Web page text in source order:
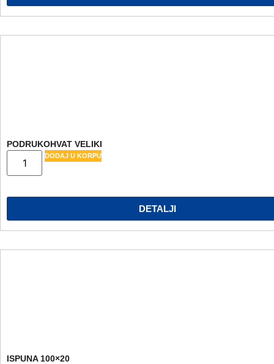
PODRUKOHVAT VELIKI
DODAJ U KORPU
DETALJI
ISPUNA 100×20